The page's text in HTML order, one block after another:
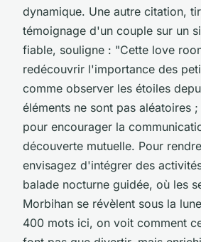
dynamique. Une autre citation,
témoignage d'un couple sur un
fiable, souligne : "Cette love
redécouvrir l'importance des
comme observer les étoiles
éléments ne sont pas aléatoires
pour encourager la
découverte mutuelle. Pour
envisagez d'intégrer des
balade nocturne guidée, où les
Morbihan se révèlent sous la
400 mots ici, on voit comment